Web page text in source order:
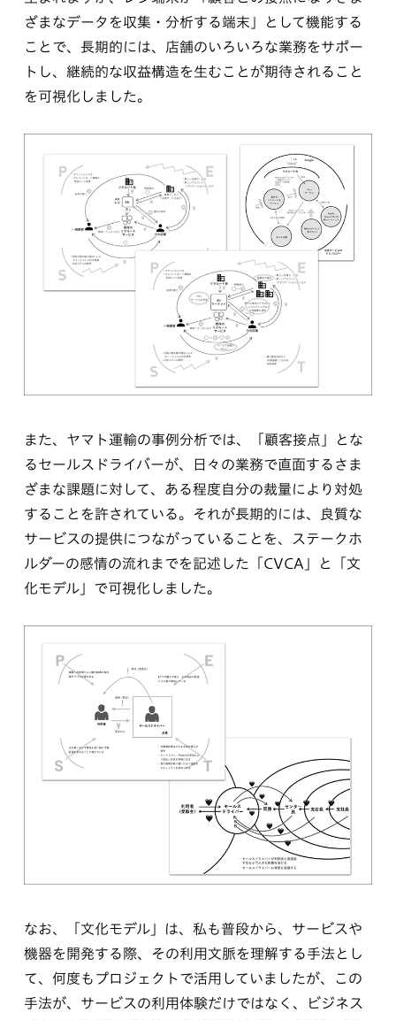
ざまなデータを収集・分析する端末」として機能する
ことで、長期的には、店舗のいろいろな業務をサポー
トし、継続的な収益構造を生むことが期待されること
を可視化しました。
また、ヤマト運輸の事例分析では、「顧客接点」とな
るセールスドライバーが、日々の業務で直面するさま
ざまな課題に対して、ある程度自分の裁量により対処
することを許されている。それが長期的には、良質な
サービスの提供につながっていることを、ステークホ
ルダーの感情の流れまでを記述した「CVCA」と「文
化モデル」で可視化しました。
なお、「文化モデル」は、私も普段から、サービスや
機器を開発する際、その利用文脈を理解する手法とし
て、何度もプロジェクトで活用していましたが、この
手法が、サービスの利用体験だけではなく、ビジネス